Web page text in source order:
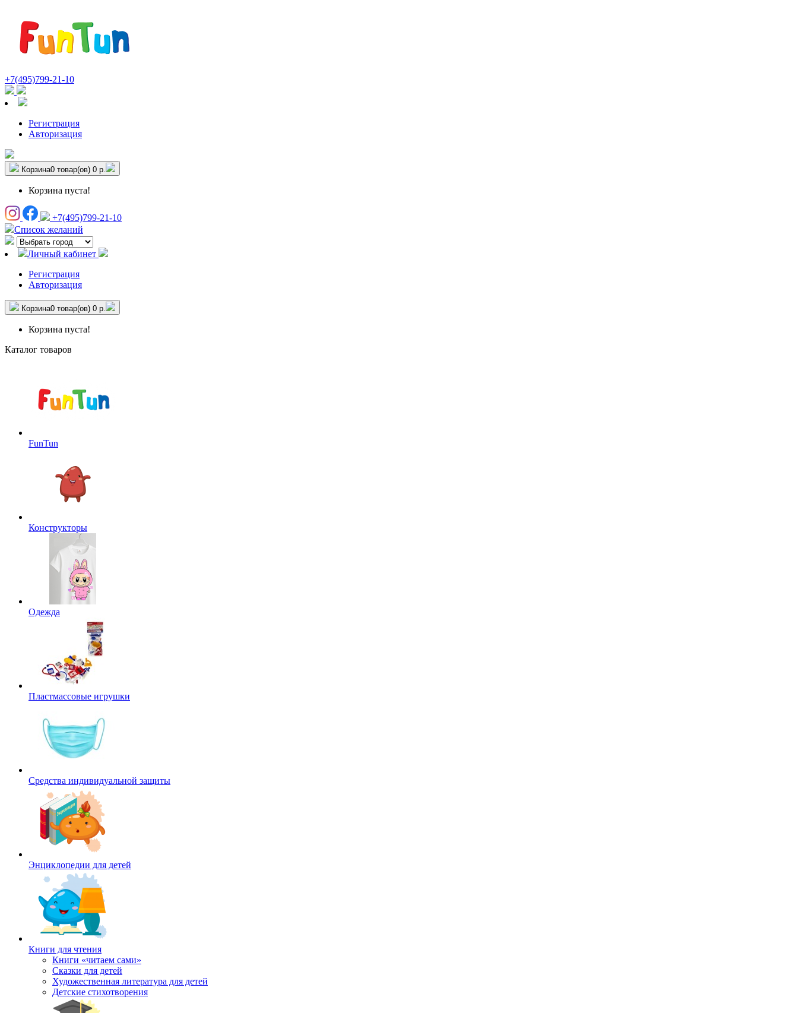
+7(495)799-21-10
Регистрация
Авторизация
Корзина0 товар(ов) 0 р.
Корзина пуста!
+7(495)799-21-10
Список желаний
Личный кабинет
Регистрация
Авторизация
Корзина0 товар(ов) 0 р.
Корзина пуста!
Каталог товаров
FunTun
Конструкторы
Одежда
Пластмассовые игрушки
Средства индивидуальной защиты
Энциклопедии для детей
Книги для чтения
Книги «читаем сами»
Сказки для детей
Художественная литература для детей
Детские стихотворения